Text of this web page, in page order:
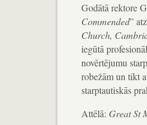
Godātā rektore
Commended”
Church,
iegūtā
novērtējumu
robežām un tikt
starptautiskās
Attēlā: Great St